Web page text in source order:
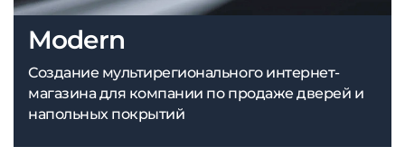
Modern
Создание мультирегионального интернет-
магазина для компании по продаже дверей и
напольных покрытий